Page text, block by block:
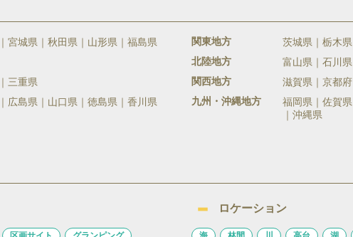
宮城県 秋田県 山形県 福島県 関東地方 茨城県 栃木県
北陸地方 富山県 石川県
三重県 関西地方 滋賀県 京都府
広島県 山口県 徳島県
香川県
九州・沖縄地方 福岡県 佐賀県
沖縄県
ロケーション